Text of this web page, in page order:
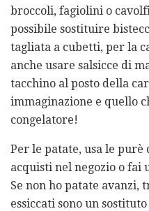
broccoli, fagiolini o
possibile sostituire
tagliata a cubetti, per la
anche usare salsicce di
tacchino al posto della
immaginazione e quello
congelatore!
Per le patate, usa le
acquisti nel negozio o fai
Se non ho patate avanzi,
essiccati sono un